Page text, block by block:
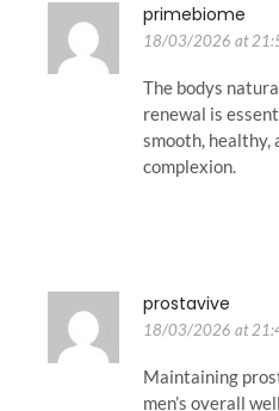
primebiome
18/03/2026 at
The bodys
renewal is
smooth, healthy,
complexion.
prostavive
18/03/2026 at
Maintaining
men’s overall